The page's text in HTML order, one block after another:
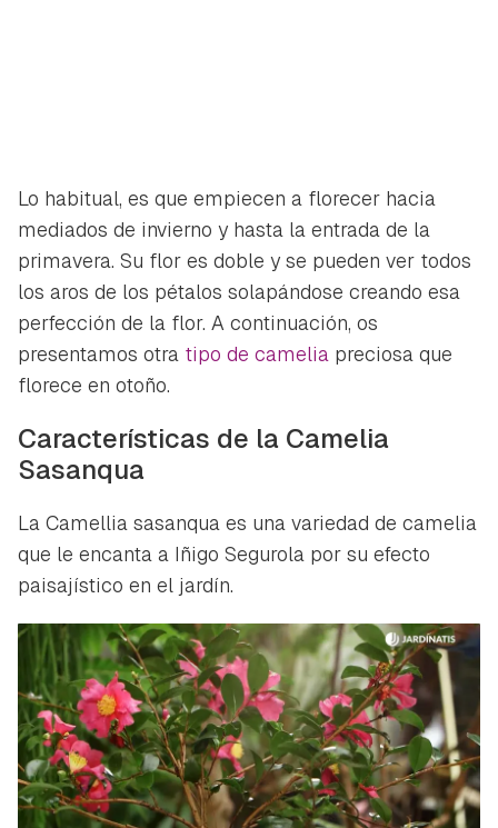
Lo habitual, es que empiecen a florecer hacia
mediados de invierno y hasta la entrada de la
primavera. Su flor es doble y se pueden ver todos
los aros de los pétalos solapándose creando esa
perfección de la flor. A continuación, os
presentamos otra tipo de camelia preciosa que
florece en otoño.
Características de la Camelia
Sasanqua
La Camellia sasanqua es una variedad de camelia
que le encanta a Iñigo Segurola por su efecto
paisajístico en el jardín.